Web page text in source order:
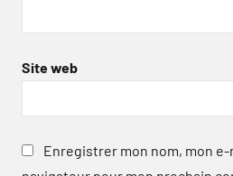
Site web
Enregistrer mon nom, mon